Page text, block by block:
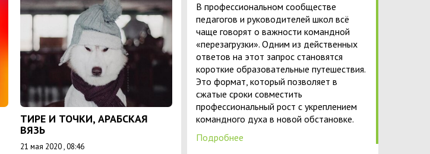
ТИРЕ И ТОЧКИ, АРАБСКАЯ
ВЯЗЬ
21 мая 2020 , 08:46
В профессиональном сообществе
педагогов и руководителей школ всё
чаще говорят о важности командной
«перезагрузки». Одним из действенных
ответов на этот запрос становятся
короткие образовательные путешествия.
Это формат, который позволяет в
сжатые сроки совместить
профессиональный рост с укреплением
командного духа в новой обстановке.
Подробнее